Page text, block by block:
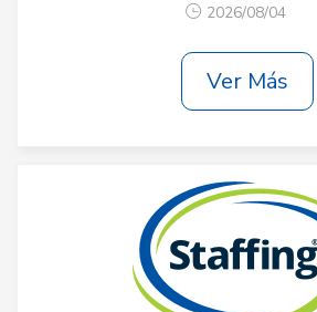
2026/08/04
Ver Más